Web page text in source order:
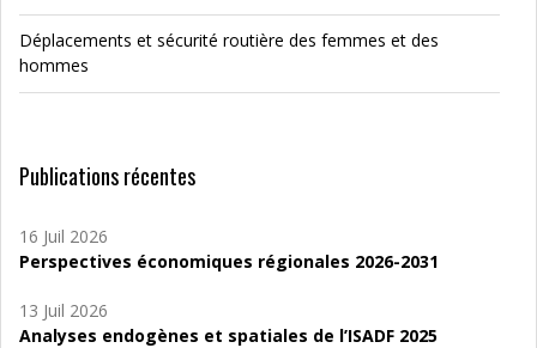
Déplacements et sécurité routière des femmes et des
hommes
Publications récentes
16 Juil 2026
Perspectives économiques régionales 2026-2031
13 Juil 2026
Analyses endogènes et spatiales de l’ISADF 2025